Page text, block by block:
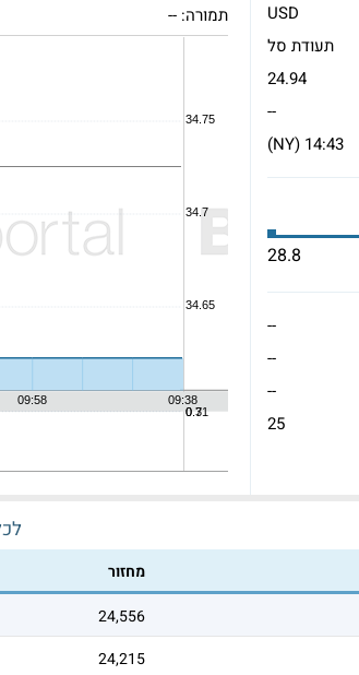
USD
תעודת סל
24.94
--
14:43 (NY)
28.8
--
--
--
25
תמורה: --
מחזור
24,556
24,215